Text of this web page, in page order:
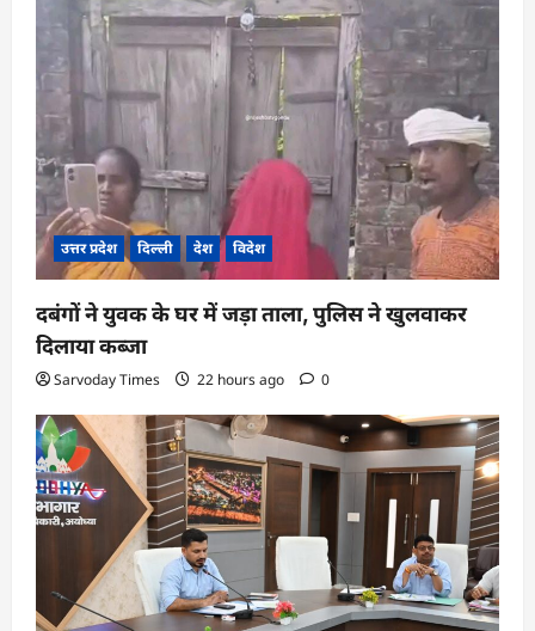
उत्तर प्रदेश दिल्ली देश विदेश
दबंगों ने युवक के घर में जड़ा ताला, पुलिस ने खुलवाकर
दिलाया कब्जा
Sarvoday Times 22 hours ago 0